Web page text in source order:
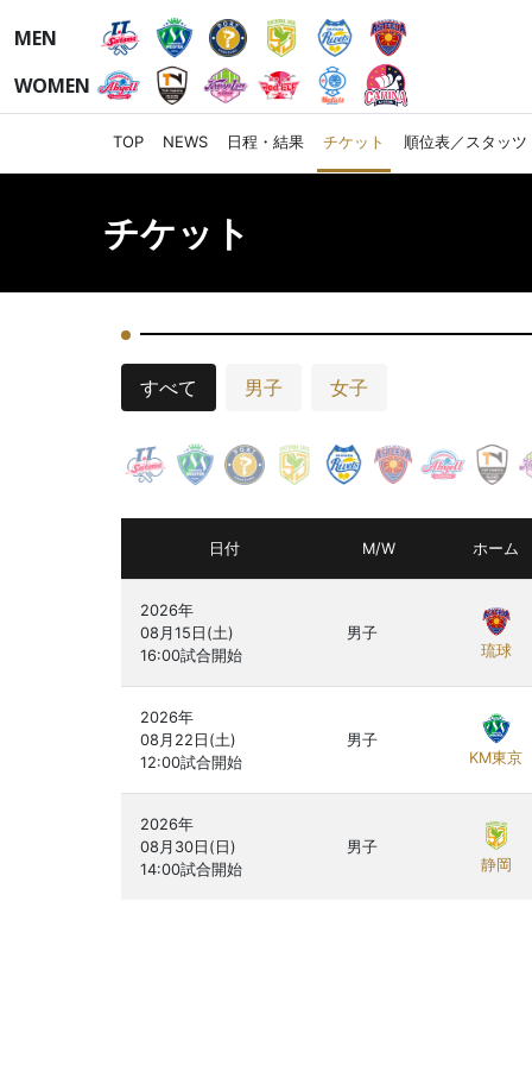
MEN
WOMEN
TOP NEWS 日程・結果 チケット 順位表／スタッツ
チケット
すべて 男子 女子
日付 M/W ホーム
2026年
08月15日(土)
男子
琉球
2026年
08月22日(土)
男子
KM東京
2026年
08月30日(日)
男子
静岡